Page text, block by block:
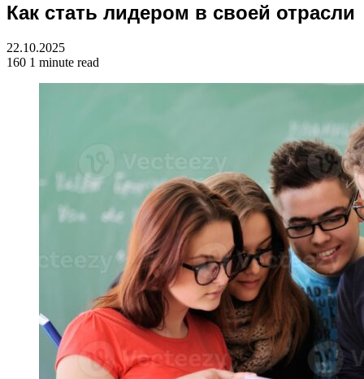
for
Как стать лидером в своей отрасли
22.10.2025
160 1 minute read